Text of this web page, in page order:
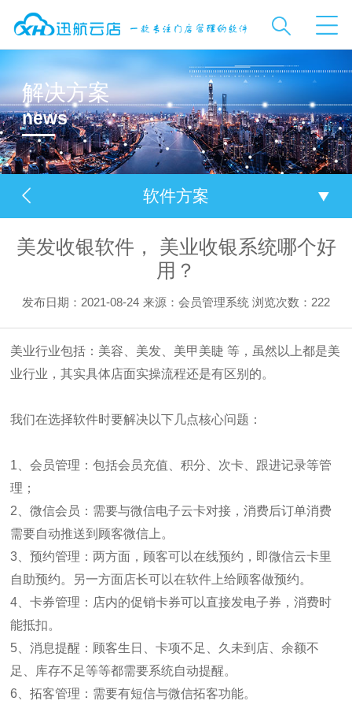
解决方案
news
软件方案
美发收银软件， 美业收银系统哪个好
用？
发布日期：2021-08-24 来源：会员管理系统 浏览次数： 222
美业行业包括：美容、美发、美甲美睫 等，虽然以上都是美
业行业，其实具体店面实操流程还是有区别的。
我们在选择软件时要解决以下几点核心问题：
1、会员管理：包括会员充值、积分、次卡、跟进记录等管
理；
2、微信会员：需要与微信电子云卡对接，消费后订单消费
需要自动推送到顾客微信上。
3、预约管理：两方面，顾客可以在线预约，即微信云卡里
自助预约。另一方面店长可以在软件上给顾客做预约。
4、卡券管理：店内的促销卡券可以直接发电子券，消费时
能抵扣。
5、消息提醒：顾客生日、卡项不足、久未到店、余额不
足、库存不足等等都需要系统自动提醒。
6、拓客管理：需要有短信与微信拓客功能。